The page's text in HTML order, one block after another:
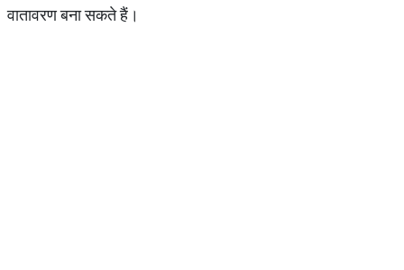
वातावरण बना सकते हैं।